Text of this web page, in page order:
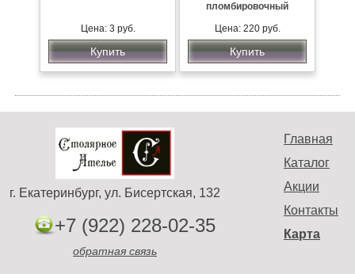
Цена: 3 руб.
Купить
пломбировочный
Цена: 220 руб.
Купить
Главная
Каталог
Акции
Контакты
Карта
г. Екатеринбург, ул. Бисертская, 132
+7 (922) 228-02-35
обратная связь